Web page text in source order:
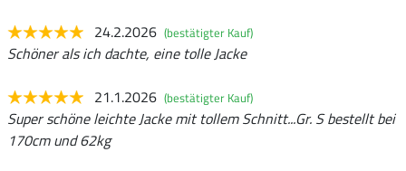
24.2.2026 (bestätigter Kauf)
Schöner als ich dachte, eine tolle Jacke
21.1.2026 (bestätigter Kauf)
Super schöne leichte Jacke mit tollem Schnitt...Gr. S bestellt bei
170cm und 62kg